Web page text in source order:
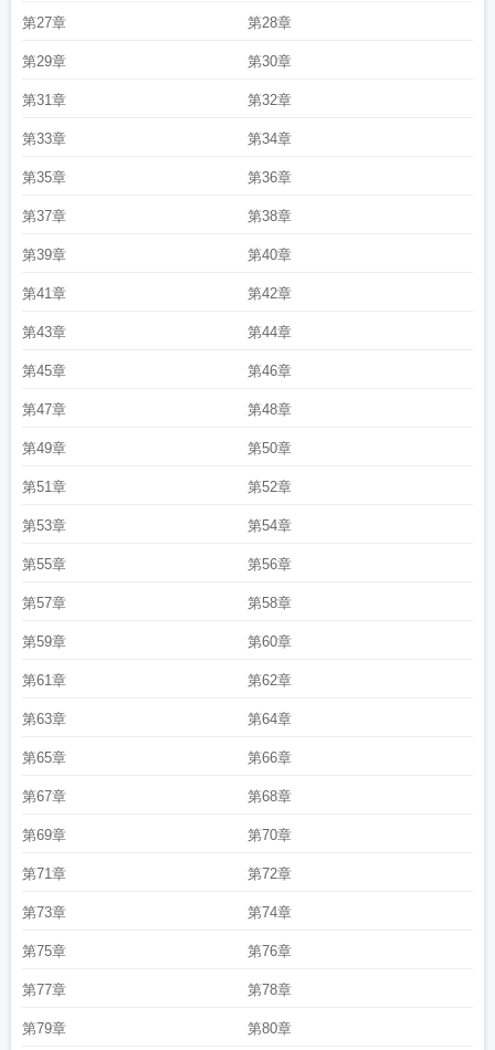
第27章 第28章
第29章 第30章
第31章 第32章
第33章 第34章
第35章 第36章
第37章 第38章
第39章 第40章
第41章 第42章
第43章 第44章
第45章 第46章
第47章 第48章
第49章 第50章
第51章 第52章
第53章 第54章
第55章 第56章
第57章 第58章
第59章 第60章
第61章 第62章
第63章 第64章
第65章 第66章
第67章 第68章
第69章 第70章
第71章 第72章
第73章 第74章
第75章 第76章
第77章 第78章
第79章 第80章